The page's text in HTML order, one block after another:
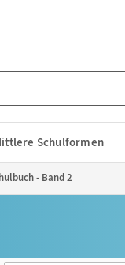
Schulformen
- Band 2